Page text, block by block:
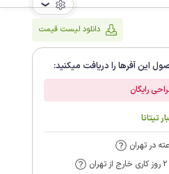
❯
دانلود لیست قیمت
این آفرها را دریافت میکنید:
رایگان
تیتانا